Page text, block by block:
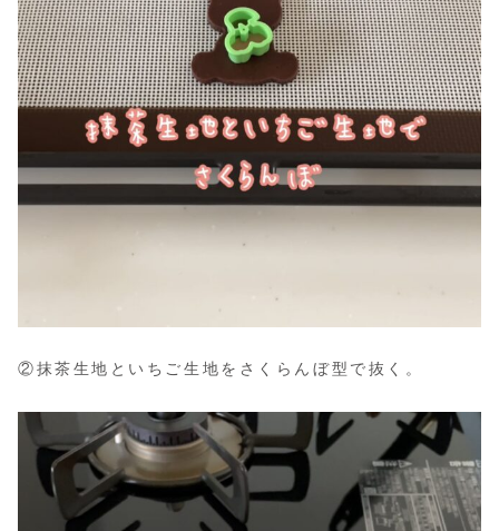
②抹茶生地といちご生地をさくらんぼ型で抜く。